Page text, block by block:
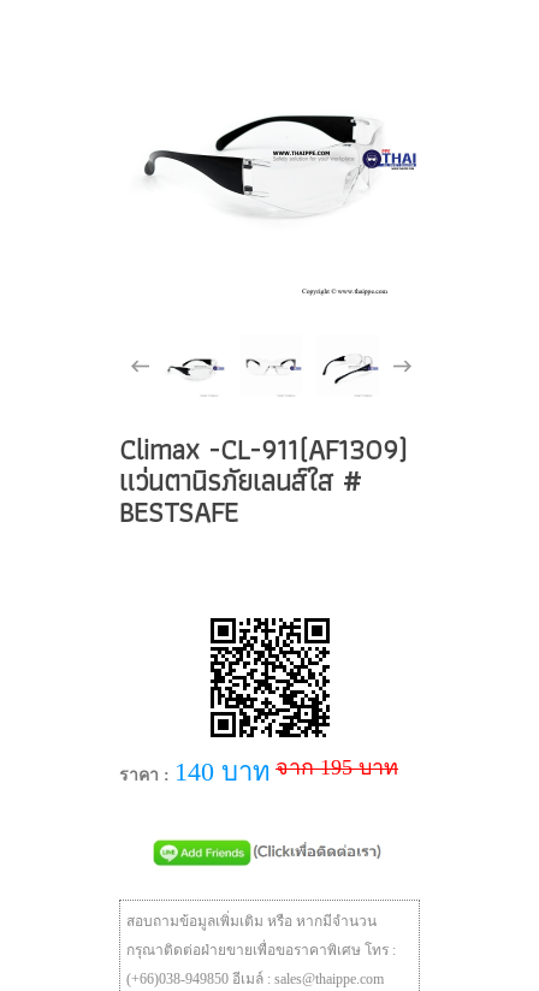
Climax -CL-911(AF1309)
แว่นตานิรภัยเลนส์ใส #
BESTSAFE
ราคา : 140 บาท จาก 195 บาท
สอบถามข้อมูลเพิ่มเติม หรือ หากมีจำนวน
กรุณาติดต่อฝ่ายขายเพื่อขอราคาพิเศษ โทร :
(+66)038-949850 อีเมล์ : sales@thaippe.com